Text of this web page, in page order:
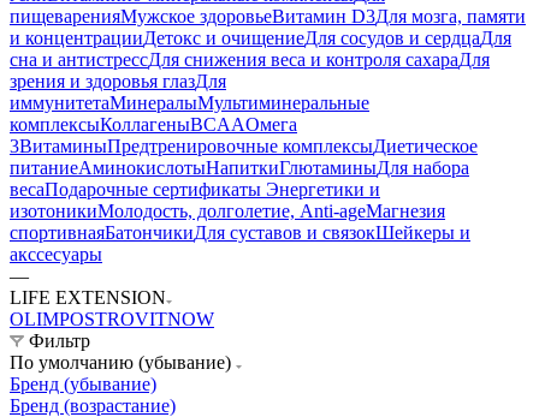
пищеваренияМужское здоровьеВитамин D3Для мозга, памяти
и концентрацииДетокс и очищениеДля сосудов и сердцаДля
сна и антистрессДля снижения веса и контроля сахараДля
зрения и здоровья глазДля
иммунитетаМинералыМультиминеральные
комплексыКоллагеныBCAAОмега
3ВитаминыПредтренировочные комплексыДиетическое
питаниеАминокислотыНапиткиГлютаминыДля набора
весаПодарочные сертификаты Энергетики и
изотоникиМолодость, долголетие, Anti-ageМагнезия
спортивнаяБатончикиДля суставов и связокШейкеры и
акссесуары
—
LIFE EXTENSION
OLIMPOSTROVITNOW
Фильтр
По умолчанию (убывание)
Бренд (убывание)
Бренд (возрастание)